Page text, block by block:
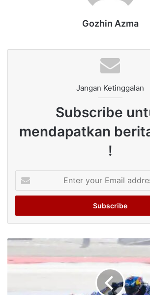
Gozhin Azma
Jangan Ketinggalan
Subscribe
mendapatkan
!
your
Email